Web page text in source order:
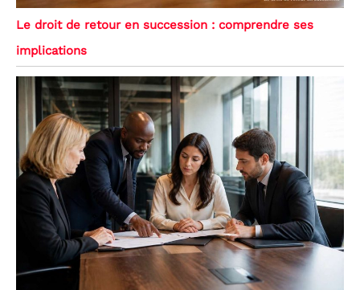
Le droit de retour en succession : comprendre ses
implications